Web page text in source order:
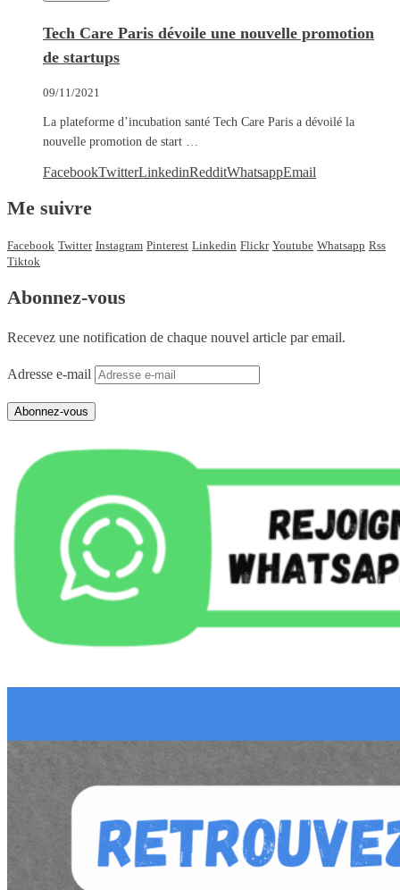
Tech Care Paris dévoile une nouvelle promotion
de startups
09/11/2021
La plateforme d’incubation santé Tech Care Paris a dévoilé la
nouvelle promotion de start …
FacebookTwitterLinkedinRedditWhatsappEmail
Me suivre
Facebook Twitter Instagram Pinterest Linkedin Flickr Youtube Whatsapp Rss
Tiktok
Abonnez-vous
Recevez une notification de chaque nouvel article par email.
Adresse e-mail
Abonnez-vous